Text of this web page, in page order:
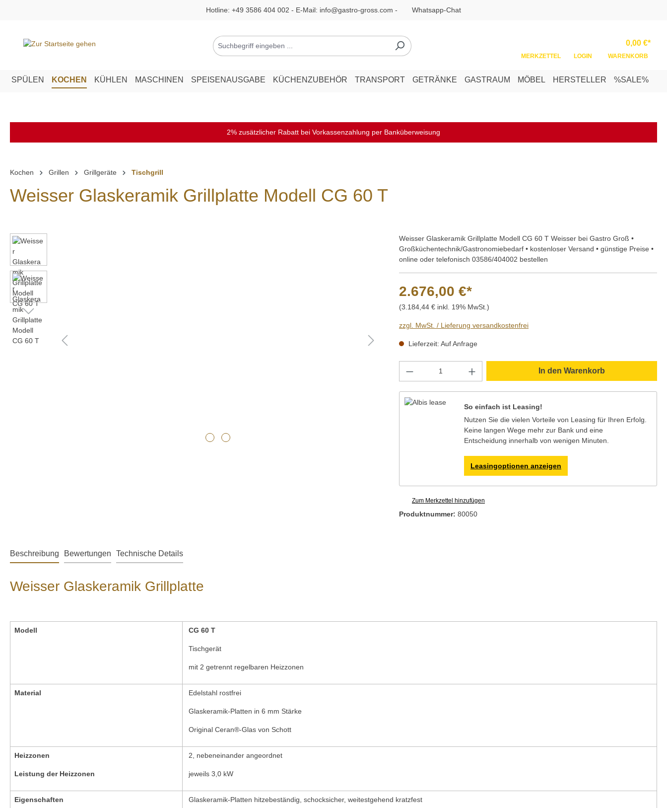
Hotline: +49 3586 404 002 - E-Mail: info@gastro-gross.com - Whatsapp-Chat
MERKZETTEL LOGIN
0,00 €*
WARENKORB
SPÜLEN KOCHEN KÜHLEN MASCHINEN SPEISENAUSGABE KÜCHENZUBEHÖR TRANSPORT GETRÄNKE GASTRAUM MÖBEL HERSTELLER %SALE%
2% zusätzlicher Rabatt bei Vorkassenzahlung per Banküberweisung
Kochen Grillen Grillgeräte Tischgrill
Weisser Glaskeramik Grillplatte Modell CG 60 T
Bildergalerie überspringen
Weisser Glaskeramik Grillplatte Modell CG 60 T Weisser bei Gastro Groß •
Großküchentechnik/Gastronomiebedarf • kostenloser Versand • günstige Preise •
online oder telefonisch 03586/404002 bestellen
2.676,00 €*
(3.184,44 € inkl. 19% MwSt.)
zzgl. MwSt. / Lieferung versandkostenfrei
Lieferzeit: Auf Anfrage
Produkt Anzahl: Gib den gewünschten Wert ein
In den Warenkorb
So einfach ist Leasing!
Nutzen Sie die vielen Vorteile von Leasing für Ihren Erfolg.
Keine langen Wege mehr zur Bank und eine
Entscheidung innerhalb von wenigen Minuten.
Leasingoptionen anzeigen
Zum Merkzettel hinzufügen
Produktnummer: 80050
Beschreibung Bewertungen Technische Details
Weisser Glaskeramik Grillplatte
Modell CG 60 T
Tischgerät
mit 2 getrennt regelbaren Heizzonen
Material Edelstahl rostfrei
Glaskeramik-Platten in 6 mm Stärke
Original Ceran®-Glas von Schott
Heizzonen
Leistung der Heizzonen
2, nebeneinander angeordnet
jeweils 3,0 kW
Eigenschaften Glaskeramik-Platten hitzebeständig, schocksicher, weitestgehend kratzfest